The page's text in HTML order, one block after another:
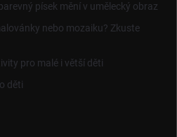
písek mění v umělecký obraz
nebo mozaiku? Zkuste
pro malé i větší děti
děti